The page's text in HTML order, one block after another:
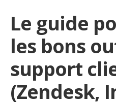
Le guide
les bons
support
(Zendesk,